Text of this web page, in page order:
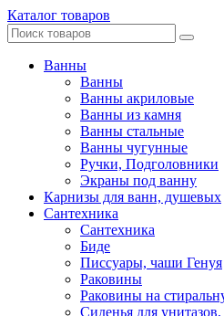
Каталог товаров
Ванны
Ванны
Ванны акриловые
Ванны из камня
Ванны стальные
Ванны чугунные
Ручки, Подголовники
Экраны под ванну
Карнизы для ванн, душевых
Сантехника
Сантехника
Биде
Писсуары, чаши Генуя
Раковины
Раковины на
Сиденья для